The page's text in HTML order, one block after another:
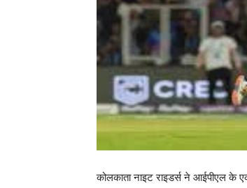
कोलकाता नाइट राइडर्स ने आईपीएल के